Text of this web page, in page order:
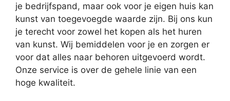
je bedrijfspand, maar ook voor je eigen huis kan
kunst van toegevoegde waarde zijn. Bij ons kun
je terecht voor zowel het kopen als het huren
van kunst. Wij bemiddelen voor je en zorgen er
voor dat alles naar behoren uitgevoerd wordt.
Onze service is over de gehele linie van een
hoge kwaliteit.